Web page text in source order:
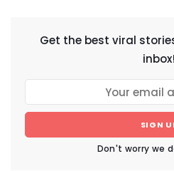
Get the best viral
inbox!
SIGN
Don't worry we